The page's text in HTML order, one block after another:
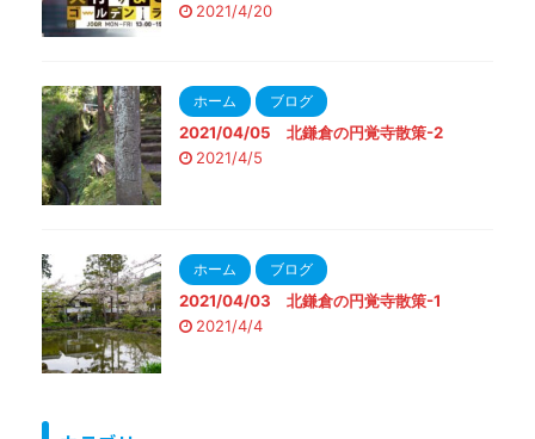
2021/4/20
ホーム ブログ
2021/04/05 北鎌倉の円覚寺散策-2
2021/4/5
ホーム ブログ
2021/04/03 北鎌倉の円覚寺散策-1
2021/4/4